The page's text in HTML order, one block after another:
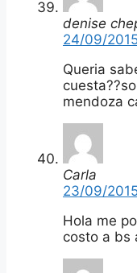
denise
24/09/
Queria
mendoza
Carla
23/09/
Hola me
costo a bs